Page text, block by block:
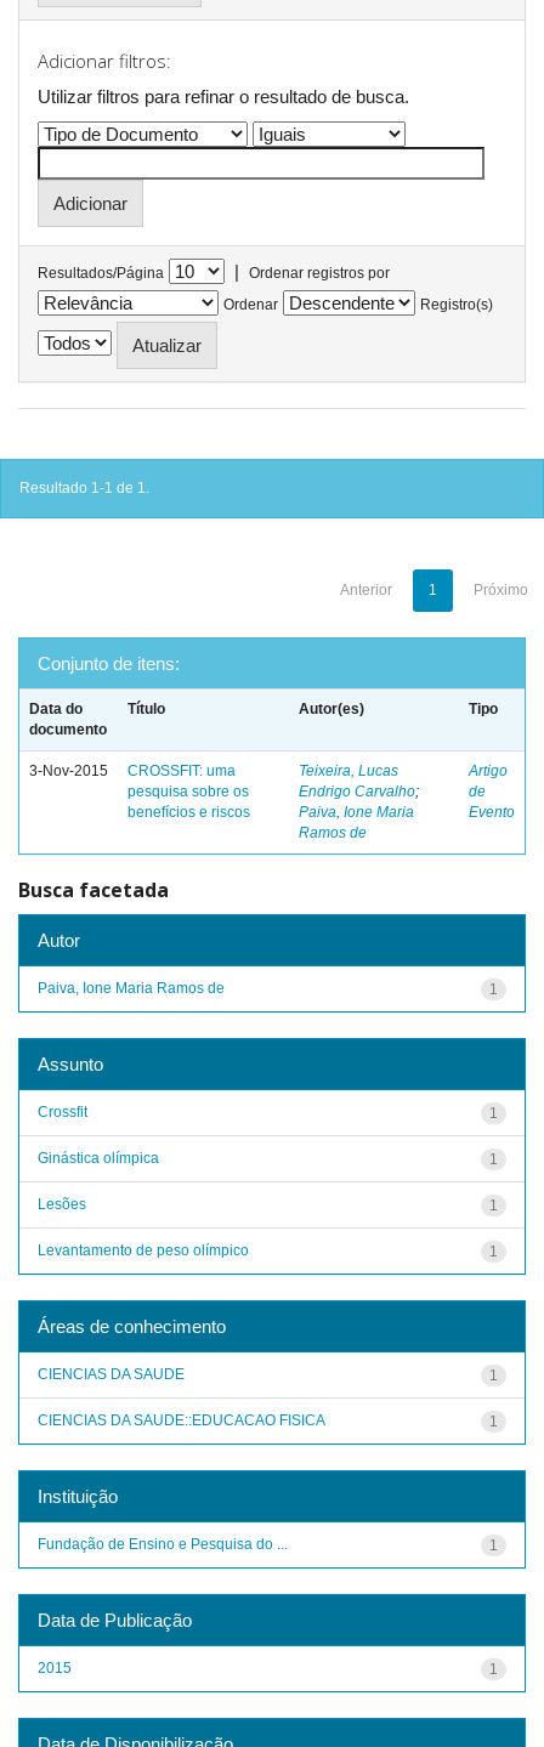
Adicionar filtros:
Utilizar filtros para refinar o resultado de busca.
Resultados/Página |
Ordenar registros por
Ordenar
Registro(s)
Resultado 1-1 de 1.
Anterior 1 Próximo
Conjunto de itens:
Data do
documento
Título Autor(es) Tipo
3-Nov-2015
CROSSFIT: uma
pesquisa sobre os
benefícios e riscos
Teixeira, Lucas
Endrigo Carvalho;
Paiva, Ione Maria
Ramos de
Artigo
de
Evento
Busca facetada
Autor
1
Paiva, Ione Maria Ramos de
Assunto
1
Crossfit
1
Ginástica olímpica
1
Lesões
1
Levantamento de peso olímpico
Áreas de conhecimento
1
CIENCIAS DA SAUDE
1
CIENCIAS DA SAUDE::EDUCACAO FISICA
Instituição
1
Fundação de Ensino e Pesquisa do ...
Data de Publicação
1
2015